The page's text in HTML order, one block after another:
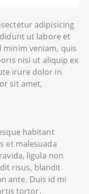
adipisicing
ut labore et
minim veniam, quis
nisi ut aliquip ex
irure dolor in
sit amet,
habitant
et malesuada
ligula non
risus, blandit
ante. Duis id mi
tortor.